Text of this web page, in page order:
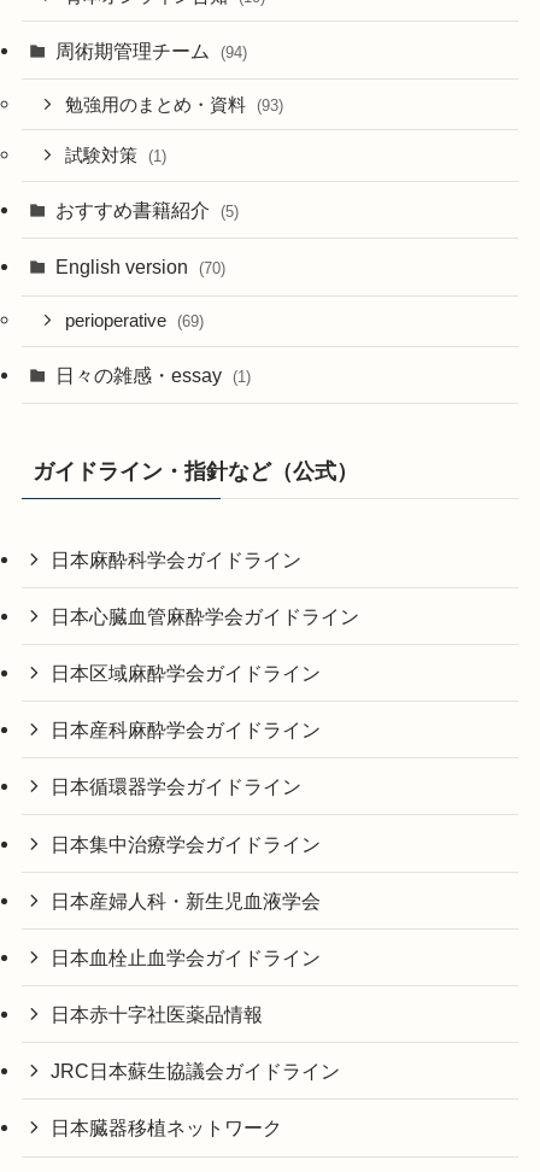
周術期管理チーム (94)
勉強用のまとめ・資料 (93)
試験対策 (1)
おすすめ書籍紹介 (5)
English version (70)
perioperative (69)
日々の雑感・essay (1)
ガイドライン・指針など（公式）
日本麻酔科学会ガイドライン
日本心臓血管麻酔学会ガイドライン
日本区域麻酔学会ガイドライン
日本産科麻酔学会ガイドライン
日本循環器学会ガイドライン
日本集中治療学会ガイドライン
日本産婦人科・新生児血液学会
日本血栓止血学会ガイドライン
日本赤十字社医薬品情報
JRC日本蘇生協議会ガイドライン
日本臓器移植ネットワーク